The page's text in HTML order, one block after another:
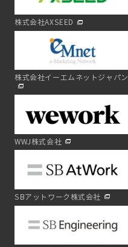
株式会社AXSEED
株式会社イーエムネットジャパン
WWJ株式会社
SBアットワーク株式会社